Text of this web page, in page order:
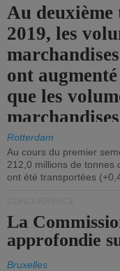
Au
2019, les
ont
que les
ont diminué.
Rotterdam
Au cours du premier
212,0 millions de tonnes
ont été transportées
La
approfondie
Bruxelles